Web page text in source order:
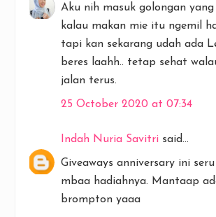
Aku nih masuk golongan
kalau makan mie itu ngemil
tapi kan sekarang udah ada
beres laahh.. tetap sehat
jalan terus.
25 October 2020 at 07:34
Indah Nuria Savitri said...
Giveaways anniversary ini
mbaa hadiahnya. Mantaap
brompton yaaa